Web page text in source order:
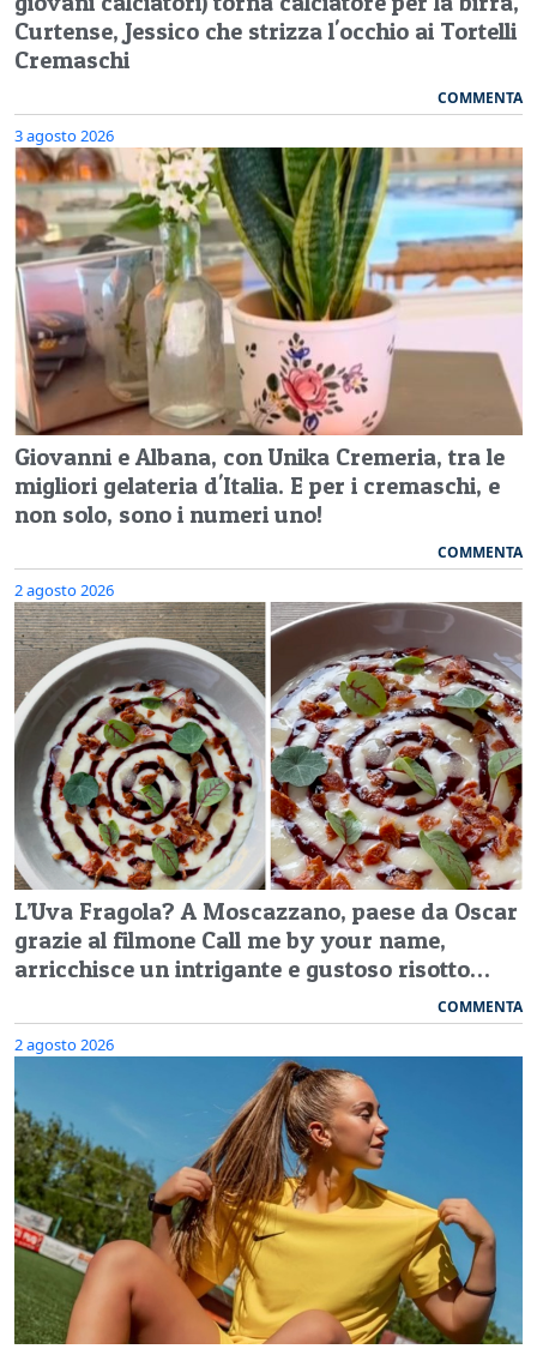
Curtense, Jessico che strizza l'occhio ai Tortelli
Cremaschi
COMMENTA
3 agosto 2026
Giovanni e Albana, con Unika Cremeria, tra le
migliori gelateria d'Italia. E per i cremaschi, e
non solo, sono i numeri uno!
COMMENTA
2 agosto 2026
L’Uva Fragola? A Moscazzano, paese da Oscar
grazie al filmone Call me by your name,
arricchisce un intrigante e gustoso risotto…
COMMENTA
2 agosto 2026